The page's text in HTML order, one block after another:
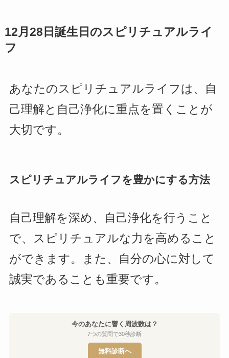
12月28日誕生日のスピリチュアルライ
フ
あなたのスピリチュアルライフは、自
己理解と自己浄化に重点を置くことが
大切です。
スピリチュアルライフを豊かにする方法
自己理解を深め、自己浄化を行うこと
で、スピリチュアルな力を高めること
ができます。また、自分の心に対して
誠実であることも重要です。
今のあなたに響く周波数は？
7つの質問で30秒診断
無料診断へ